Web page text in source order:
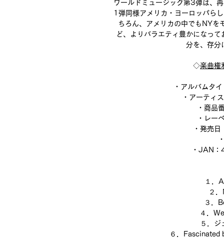
ワールドミュージック第3弾は、
1弾同様アメリカ・ヨーロッパら
ちろん、アメリカの中でもNYを
ど、よりバラエティ豊かになっ
分を、存分
◇楽曲権
・アルバムタ
・アーティ
・商品
・レー
・発売
・JAN
１．
２
３．
４．
５．ジ
６．Fascinated